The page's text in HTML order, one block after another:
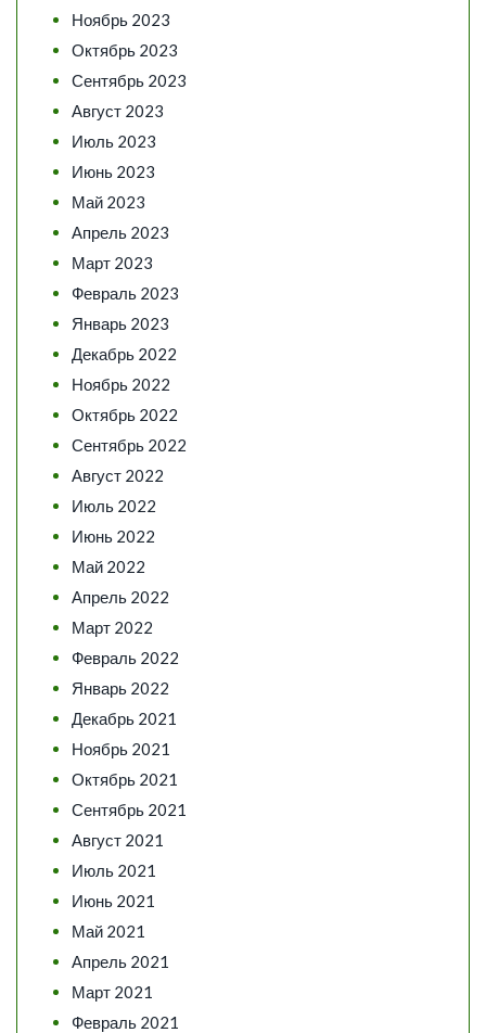
Ноябрь 2023
Октябрь 2023
Сентябрь 2023
Август 2023
Июль 2023
Июнь 2023
Май 2023
Апрель 2023
Март 2023
Февраль 2023
Январь 2023
Декабрь 2022
Ноябрь 2022
Октябрь 2022
Сентябрь 2022
Август 2022
Июль 2022
Июнь 2022
Май 2022
Апрель 2022
Март 2022
Февраль 2022
Январь 2022
Декабрь 2021
Ноябрь 2021
Октябрь 2021
Сентябрь 2021
Август 2021
Июль 2021
Июнь 2021
Май 2021
Апрель 2021
Март 2021
Февраль 2021